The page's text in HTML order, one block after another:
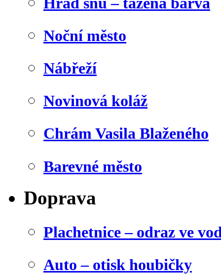
Noční město
Nábřeží
Novinová koláž
Chrám Vasila Blaženého
Barevné město
Doprava
Plachetnice – odraz ve
Auto – otisk houbičky